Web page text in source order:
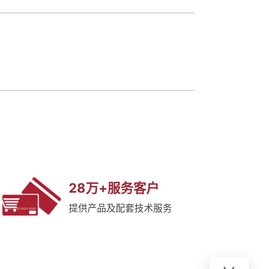
28万+服务客户
提供产品及配套技术服务